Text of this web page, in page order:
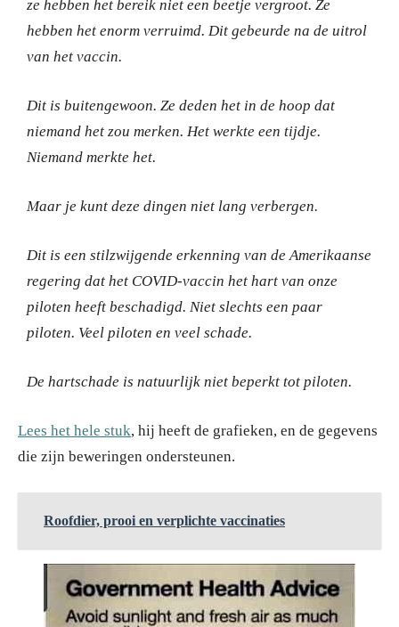
ze hebben het bereik niet een beetje vergroot. Ze
hebben het enorm verruimd. Dit gebeurde na de uitrol
van het vaccin.
Dit is buitengewoon. Ze deden het in de hoop dat
niemand het zou merken. Het werkte een tijdje.
Niemand merkte het.
Maar je kunt deze dingen niet lang verbergen.
Dit is een stilzwijgende erkenning van de Amerikaanse
regering dat het COVID-vaccin het hart van onze
piloten heeft beschadigd. Niet slechts een paar
piloten. Veel piloten en veel schade.
De hartschade is natuurlijk niet beperkt tot piloten.
Lees het hele stuk, hij heeft de grafieken, en de gegevens
die zijn beweringen ondersteunen.
Roofdier, prooi en verplichte vaccinaties